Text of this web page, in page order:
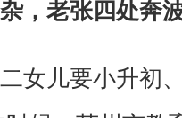
，老张四处奔
女儿要小升初